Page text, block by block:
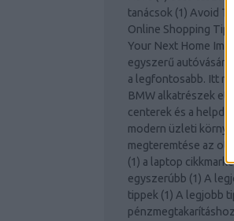
tanácsok (1) Avoid
Online Shopping Tips
Your Next Home
egyszerű autóvásárlás
a legfontosabb. Itt
BMW alkatrészek
centerek és a
modern üzleti
megteremtése az
(1) a laptop
egyszerúbb (1) A
tippek (1) A legjobb
pénzmegtakarításhoz